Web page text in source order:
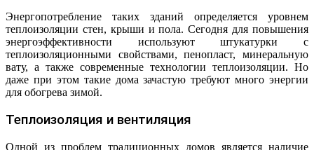
Энергопотребление таких зданий определяется уровнем
теплоизоляции стен, крыши и пола. Сегодня для повышения
энергоэффективности используют штукатурки с
теплоизоляционными свойствами, пенопласт, минеральную
вату, а также современные технологии теплоизоляции. Но
даже при этом такие дома зачастую требуют много энергии
для обогрева зимой.
Теплоизоляция и вентиляция
Одной из проблем традиционных домов является наличие